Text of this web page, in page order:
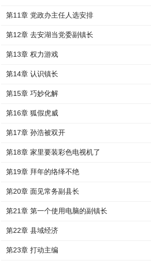
第11章 党政办主任人选安排
第12章 去安湖当党委副镇长
第13章 权力游戏
第14章 认识镇长
第15章 巧妙化解
第16章 狐假虎威
第17章 孙浩被双开
第18章 家里要装彩色电视机了
第19章 拜年的络绎不绝
第20章 面见常务副县长
第21章 第一个使用电脑的副镇长
第22章 县域经济
第23章 打动主编